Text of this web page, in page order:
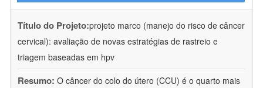
Título do Projeto:projeto marco (manejo do risco de câncer
cervical): avaliação de novas estratégias de rastreio e
triagem baseadas em hpv
Resumo: O câncer do colo do útero (CCU) é o quarto mais